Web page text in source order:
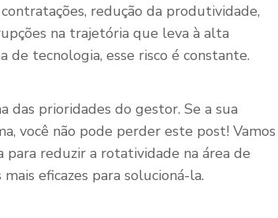
redução da produtividade,
na trajetória que leva à alta
de tecnologia, esse risco é constante.
prioridades do gestor. Se a sua
você não pode perder este post! Vamos
reduzir a rotatividade na área de
eficazes para solucioná-la.